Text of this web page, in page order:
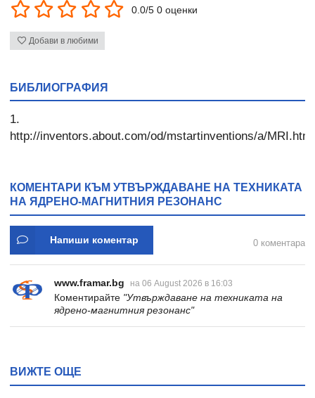
0.0/5 0 оценки
Добави в любими
БИБЛИОГРАФИЯ
1.
http://inventors.about.com/od/mstartinventions/a/MRI.htm
КОМЕНТАРИ КЪМ УТВЪРЖДАВАНЕ НА ТЕХНИКАТА
НА ЯДРЕНО-МАГНИТНИЯ РЕЗОНАНС
Напиши коментар 0 коментара
www.framar.bg на 06 August 2026 в 16:03
Коментирайте "Утвърждаване на техниката на
ядрено-магнитния резонанс"
ВИЖТЕ ОЩЕ